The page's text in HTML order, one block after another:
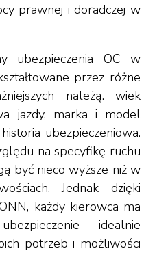
prawnej i doradczej w
ubezpieczenia OC w
przez różne
należą: wiek
jazdy, marka i model
ubezpieczeniowa.
na specyfikę ruchu
być nieco wyższe niż w
Jednak dzięki
każdy kierowca ma
idealnie
potrzeb i możliwości